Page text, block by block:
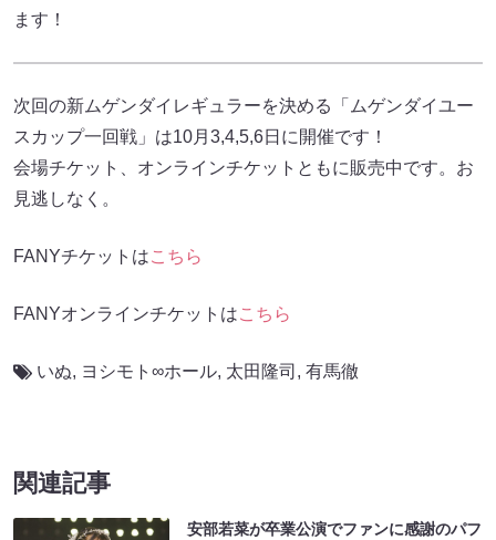
ます！
次回の新ムゲンダイレギュラーを決める「ムゲンダイユー
スカップ一回戦」は10月3,4,5,6日に開催です！
会場チケット、オンラインチケットともに販売中です。お
見逃しなく。
FANYチケットはこちら
FANYオンラインチケットはこちら
いぬ, ヨシモト∞ホール, 太田隆司 , 有馬徹
関連記事
安部若菜が卒業公演でファンに感謝のパフ